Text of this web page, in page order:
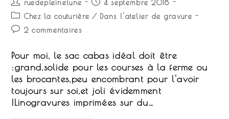
de
publication :
ruedepleinelune
publiée :
4 septembre 2018
Post
category:
Chez la couturière / Dans l'atelier de gravure
Commentaires
la
publication :
2 commentaires
Pour moi, le sac cabas idéal doit être
:grand,solide pour les courses à la ferme ou
les brocantes,peu encombrant pour l'avoir
toujours sur soi,et joli évidemment
!Linogravures imprimées sur du…